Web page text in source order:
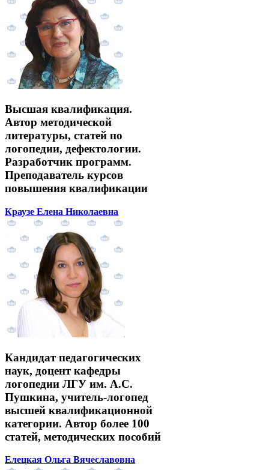
Высшая квалификация.
Автор методической
литературы, статей по
логопедии, дефектологии.
Разработчик программ.
Преподаватель курсов
повышения квалификации
Краузе Елена Николаевна
Кандидат педагогических
наук, доцент кафедры
логопедии ЛГУ им. А.С.
Пушкина, учитель-логопед
высшей квалификационной
категории. Автор более 100
статей, методических пособий
Елецкая Ольга Вячеславовна